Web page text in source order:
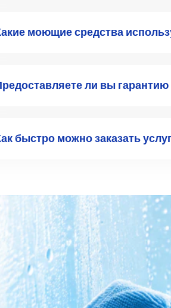
— просто свяжитесь с нами, и мы
Какие моющие средства
Предоставляете ли вы